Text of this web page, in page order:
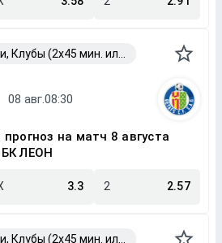
на матч 8 августа
БК ЛЕОН
3.3 2 2.57